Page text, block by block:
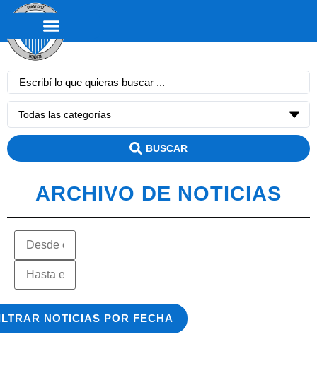
BUSCAR
ARCHIVO DE NOTICIAS
NOTICIAS POR FECHA